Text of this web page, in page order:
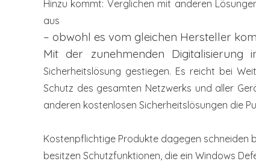
Hinzu kommt: Verglichen mit anderen
aus
– obwohl es vom gleichen Hersteller
Mit der zunehmenden
Sicherheitslösung gestiegen. Es reicht bei
Schutz des gesamten Netzwerks und aller
anderen kostenlosen Sicherheitslösungen die
Kostenpflichtige Produkte dagegen schneiden
besitzen Schutzfunktionen, die ein Windows